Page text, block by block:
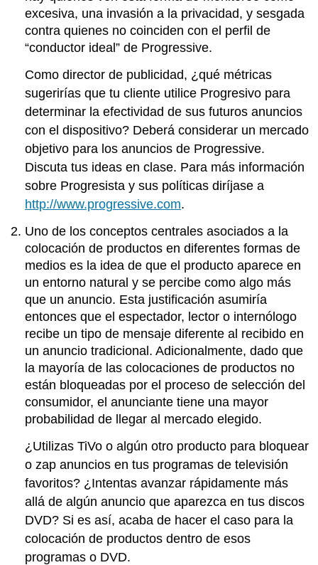
excesiva, una invasión a la privacidad, y sesgada
contra quienes no coinciden con el perfil de
“conductor ideal” de Progressive.
Como director de publicidad, ¿qué métricas
sugerirías que tu cliente utilice Progresivo para
determinar la efectividad de sus futuros anuncios
con el dispositivo? Deberá considerar un mercado
objetivo para los anuncios de Progressive.
Discuta tus ideas en clase. Para más información
sobre Progresista y sus políticas diríjase a
http://www.progressive.com.
Uno de los conceptos centrales asociados a la
colocación de productos en diferentes formas de
medios es la idea de que el producto aparece en
un entorno natural y se percibe como algo más
que un anuncio. Esta justificación asumiría
entonces que el espectador, lector o internólogo
recibe un tipo de mensaje diferente al recibido en
un anuncio tradicional. Adicionalmente, dado que
la mayoría de las colocaciones de productos no
están bloqueadas por el proceso de selección del
consumidor, el anunciante tiene una mayor
probabilidad de llegar al mercado elegido.
¿Utilizas TiVo o algún otro producto para bloquear
o zap anuncios en tus programas de televisión
favoritos? ¿Intentas avanzar rápidamente más
allá de algún anuncio que aparezca en tus discos
DVD? Si es así, acaba de hacer el caso para la
colocación de productos dentro de esos
programas o DVD.